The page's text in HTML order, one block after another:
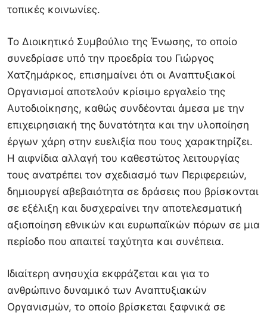
τοπικές κοινωνίες.
Το Διοικητικό Συμβούλιο της Ένωσης, το οποίο
συνεδρίασε υπό την προεδρία του Γιώργος
Χατζημάρκος, επισημαίνει ότι οι Αναπτυξιακοί
Οργανισμοί αποτελούν κρίσιμο εργαλείο της
Αυτοδιοίκησης, καθώς συνδέονται άμεσα με την
επιχειρησιακή της δυνατότητα και την υλοποίηση
έργων χάρη στην ευελιξία που τους χαρακτηρίζει.
Η αιφνίδια αλλαγή του καθεστώτος λειτουργίας
τους ανατρέπει τον σχεδιασμό των Περιφερειών,
δημιουργεί αβεβαιότητα σε δράσεις που βρίσκονται
σε εξέλιξη και δυσχεραίνει την αποτελεσματική
αξιοποίηση εθνικών και ευρωπαϊκών πόρων σε μια
περίοδο που απαιτεί ταχύτητα και συνέπεια.
Ιδιαίτερη ανησυχία εκφράζεται και για το
ανθρώπινο δυναμικό των Αναπτυξιακών
Οργανισμών, το οποίο βρίσκεται ξαφνικά σε